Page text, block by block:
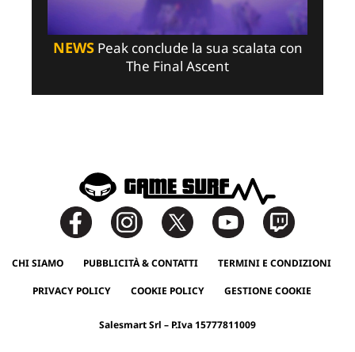
NEWSPeak conclude la sua scalata con
The Final Ascent
CHI SIAMO PUBBLICITÀ & CONTATTI TERMINI E CONDIZIONI
PRIVACY POLICY COOKIE POLICY GESTIONE COOKIE
Salesmart Srl – P.Iva 15777811009